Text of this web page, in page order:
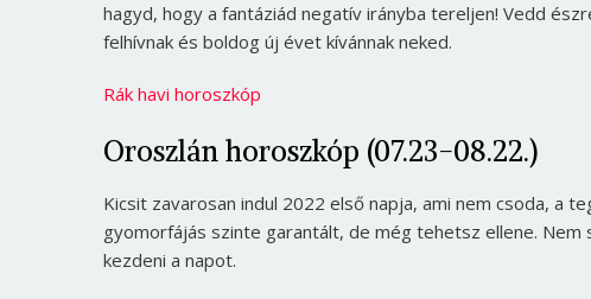
hagyd, hogy a fantáziád negatív irányba tereljen! Vedd
felhívnak és boldog új évet kívánnak neked.
Rák havi horoszkóp
Oroszlán horoszkóp (07.23-08.22.)
Kicsit zavarosan indul 2022 első napja, ami nem csoda, a
gyomorfájás szinte garantált, de még tehetsz ellene.
kezdeni a napot.